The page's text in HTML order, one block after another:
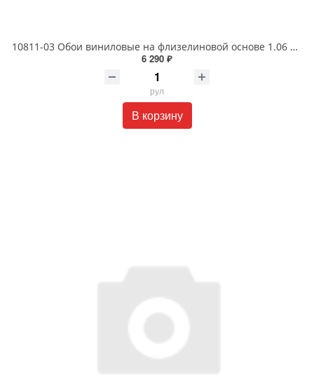
10811-03 Обои виниловые на флизелиновой основе 1.06 X 10м
6 290 ₽
рул
В корзину